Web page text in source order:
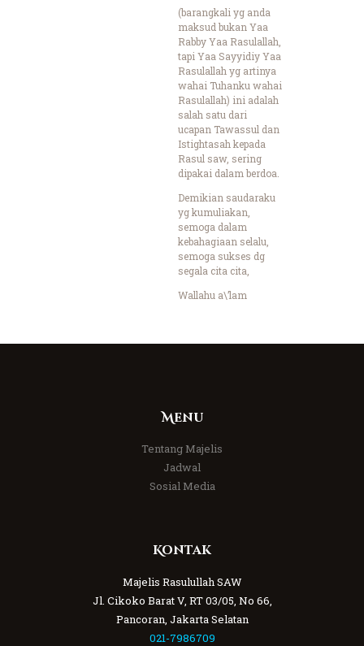
(barangkali yg anda
maksud bukan Yaa
Rabby Yaa Rasulallah,
tapi Yaa Sayyidiy Yaa
Rasulallah yg artinya
wahai Tuhanku wahai
Rasulallah) ini adalah
salah satu dari
ucapan Tawassul dan
Istightasah kepada
Rasul saw, sering
dipakai dalam berdoa.
Demikian saudaraku
yg kumuliakan,
semoga dalam
kebahagiaan selalu,
semoga sukses dg
segala cita cita,
Wallahu a\’lam
Menu
Tentang Majelis
Jadwal
Sosial Media
Kontak
Majelis Rasulullah SAW
Jl. Cikoko Barat V, RT 03/05, No 66,
Pancoran, Jakarta Selatan
021-7986709